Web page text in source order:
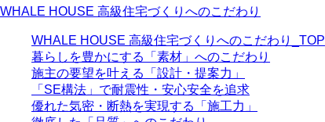
WHALE HOUSE 高級住宅づくりへのこだわり
WHALE HOUSE 高級住宅づくりへのこだわり_TOP
暮らしを豊かにする「素材」へのこだわり
施主の要望を叶える「設計・提案力」
「SE構法」で耐震性・安心安全を追求
優れた気密・断熱を実現する「施工力」